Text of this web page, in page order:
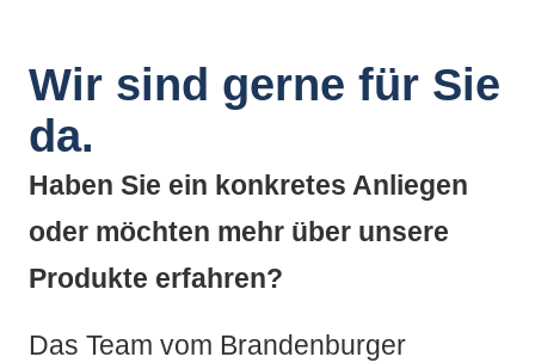
Wir sind gerne für Sie
da.
Haben Sie ein konkretes Anliegen
oder möchten mehr über unsere
Produkte erfahren?
Das Team vom Brandenburger